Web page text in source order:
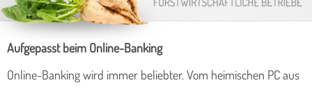
Aufgepasst beim Online-Banking
Online-Banking wird immer beliebter. Vom heimischen PC aus